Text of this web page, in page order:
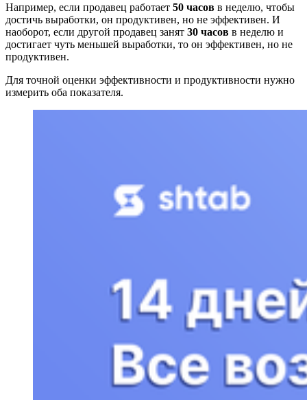
Например, если продавец работает 50 часов в неделю, чтобы
достичь выработки, он продуктивен, но не эффективен. И
наоборот, если другой продавец занят 30 часов в неделю и
достигает чуть меньшей выработки, то он эффективен, но не
продуктивен.
Для точной оценки эффективности и продуктивности нужно
измерить оба показателя.